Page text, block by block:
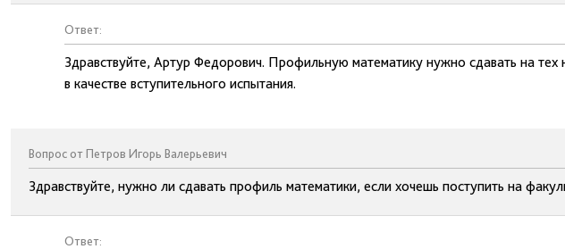
Ответ:
Здравствуйте, Артур Федорович. Профильную математику нужно сдавать на тех
в качестве вступительного испытания.
Вопрос от Петров Игорь Валерьевич
Здравствуйте, нужно ли сдавать профиль математики, если хочешь поступить на
Ответ: